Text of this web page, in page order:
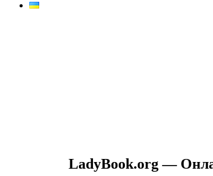
LadyBook.org —